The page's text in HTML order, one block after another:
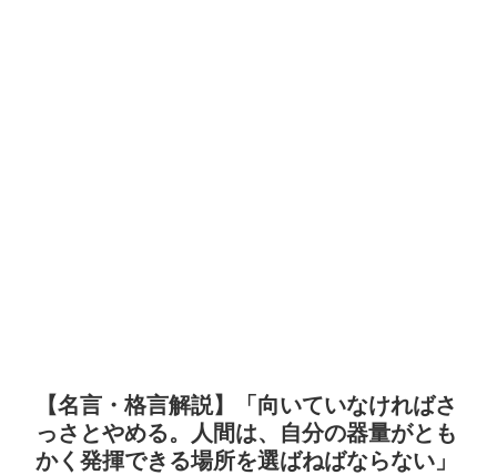
【名言・格言解説】「向いていなければさ
っさとやめる。人間は、自分の器量がとも
かく発揮できる場所を選ばねばならない」